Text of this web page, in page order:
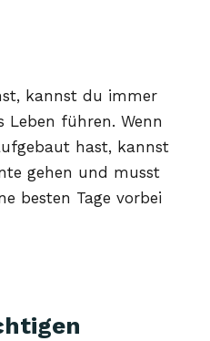
kannst du immer
Leben führen. Wenn
hast, kannst
gehen und musst
besten Tage vorbei